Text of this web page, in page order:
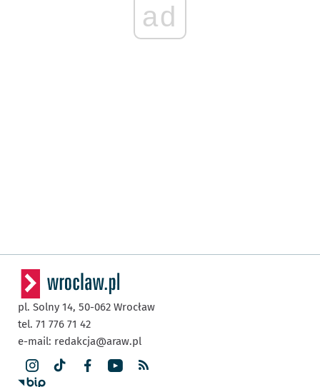
ad
pl. Solny 14, 50-062 Wrocław
tel. 71 776 71 42
e-mail: redakcja@araw.pl